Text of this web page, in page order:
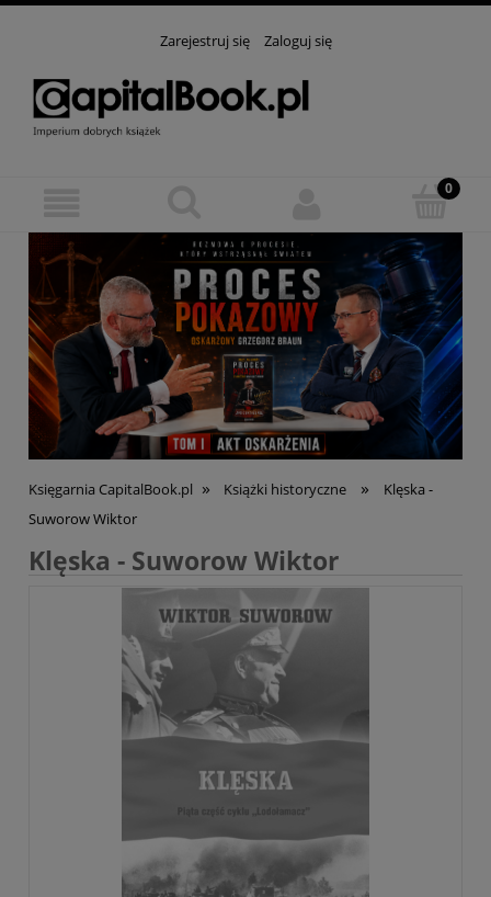
Zarejestruj się Zaloguj się
Księgarnia CapitalBook.pl » Książki historyczne »
Klęska -
Suworow Wiktor
Klęska - Suworow Wiktor